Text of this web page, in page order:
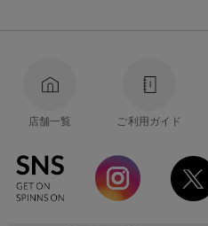
店舗一覧 ご利用ガイド